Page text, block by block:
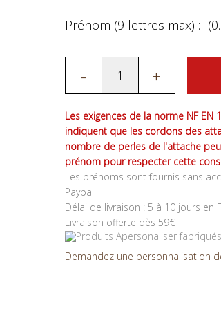
Prénom (9 lettres max) :- (
- +
Les exigences de la norme NF
indiquent que les cordons des
nombre de perles de l'attache
prénom pour respecter cette
Les prénoms sont fournis sans
Paypal
Délai de livraison : 5 à 10 jours en
Livraison offerte dès 59€
Demandez une personnalisation